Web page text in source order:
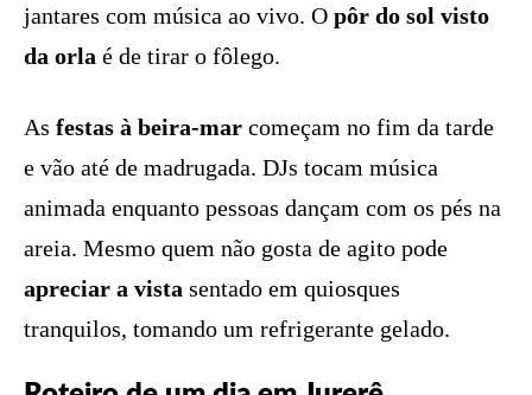
jantares com música ao vivo. O pôr do sol visto
da orla é de tirar o fôlego.
As festas à beira-mar começam no fim da tarde
e vão até de madrugada. DJs tocam música
animada enquanto pessoas dançam com os pés na
areia. Mesmo quem não gosta de agito pode
apreciar a vista sentado em quiosques
tranquilos, tomando um refrigerante gelado.